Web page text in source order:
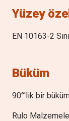
Yüzey
EN 10163-2
Büküm
90°'lik bir
Rulo